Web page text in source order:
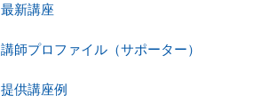
最新講座
講師プロファイル （サポーター）
提供講座例